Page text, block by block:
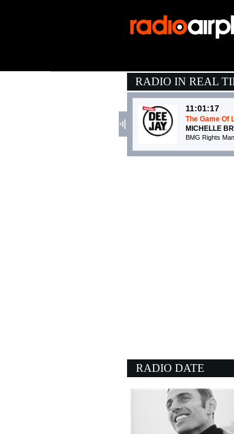
RADIO IN REAL
11:01:17
The Game Of
MICHELLE
BMG Rights
11:14:42
ERIC
- (-)
11:19:40
RADIO DATE